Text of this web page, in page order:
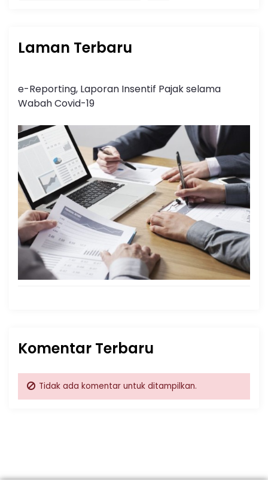
Laman Terbaru
e-Reporting, Laporan Insentif Pajak selama
Wabah Covid-19
Komentar Terbaru
Tidak ada komentar untuk ditampilkan.